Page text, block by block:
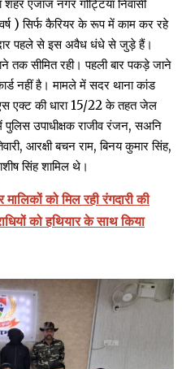
शहर एजाज नगर गोट्टिया निवासी
) सिर्फ कैरियर के रूप में काम कर रहे
पहले से इस अवैध धंधे से जुड़े हैं।
तक सीमित रही। पहली बार पकड़े जाने
नहीं है। मामले में सदर थाना कांड
एक्ट की धारा 15/22 के तहत जेल
पुलिस उपाधीक्षक राजीव रंजन, सअनि
आरक्षी बचन राम, बिनय कुमार सिंह,
सिंह शामिल थे।
को मिल रही रंगदारी की
को हथियार के साथ किया